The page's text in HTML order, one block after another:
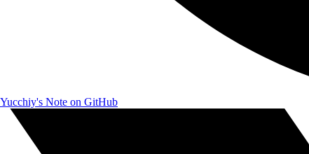
Yucchiy's Note on GitHub